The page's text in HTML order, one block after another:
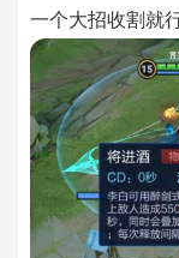
一个大招收割就行